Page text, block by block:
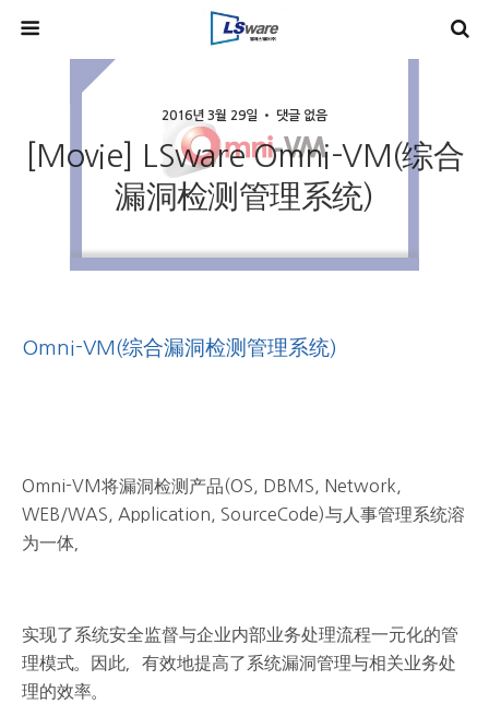
2016년 3월 29일 • 댓글 없음
[Movie] LSware Omni-VM(综合
漏洞检测管理系统)
Omni-VM(综合漏洞检测管理系统)
Omni-VM将漏洞检测产品(OS, DBMS, Network,
WEB/WAS, Application, SourceCode)与人事管理系统溶
为一体，
实现了系统安全监督与企业内部业务处理流程一元化的管
理模式。因此，有效地提高了系统漏洞管理与相关业务处
理的效率。